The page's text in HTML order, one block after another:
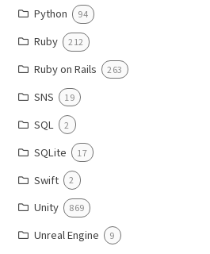
Python 94
Ruby 212
Ruby on Rails 263
SNS 19
SQL 2
SQLite 17
Swift 2
Unity 869
Unreal Engine 9